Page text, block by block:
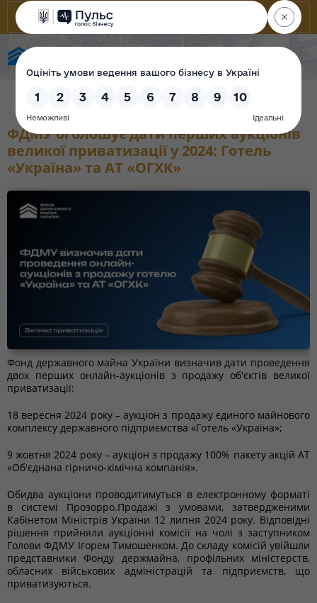
ФДМУ оголошує дати перших аукціонів
великої приватизації у 2024: Готель
«Україна» та АТ «ОГХК»
Фонд державного майна України визначив дати проведення
двох перших онлайн-аукціонів з продажу об'єктів великої
приватизації:
18 вересня 2024 року – аукціон з продажу єдиного майнового
комплексу державного підприємства «Готель «Україна»;
9 жовтня 2024 року – аукціон з продажу 100% пакету акцій АТ
«Об'єднана гірничо-хімічна компанія».
Обидва аукціони проводитимуться в електронному форматі
в системі Прозорро.Продажі з умовами, затвердженими
Кабінетом Міністрів України 12 липня 2024 року. Відповідні
рішення прийняли аукціонні комісії на чолі з заступником
Голови ФДМУ Ігорем Тимошенком. До складу комісій увійшли
представники Фонду держмайна, профільних міністерств,
обласних військових адміністрацій та підприємств, що
приватизуються.